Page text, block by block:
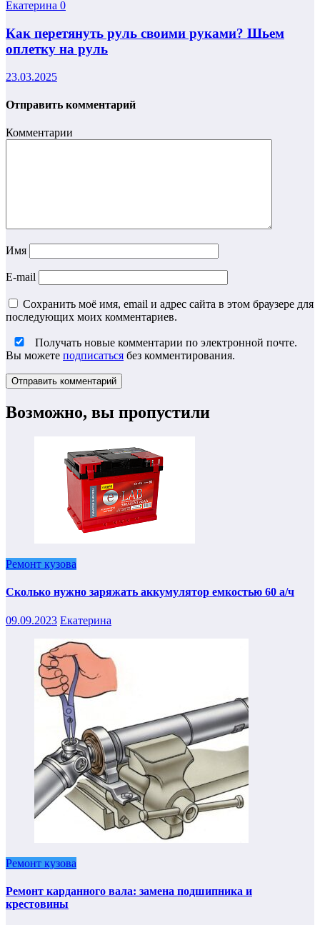
Екатерина 0
Как перетянуть руль своими руками? Шьем
оплетку на руль
23.03.2025
Отправить комментарий
Комментарии
Имя
E-mail
Сохранить моё имя, email и адрес сайта в этом браузере для
последующих моих комментариев.
Получать новые комментарии по электронной почте.
Вы можете подписаться без комментирования.
Возможно, вы пропустили
Ремонт кузова
Сколько нужно заряжать аккумулятор емкостью 60 а/ч
09.09.2023 Екатерина
Ремонт кузова
Ремонт карданного вала: замена подшипника и
крестовины